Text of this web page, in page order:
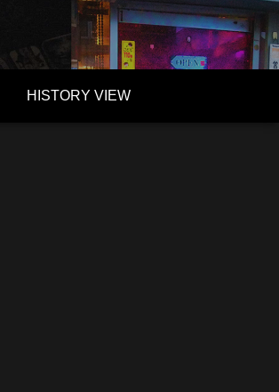
HISTORY VIEW